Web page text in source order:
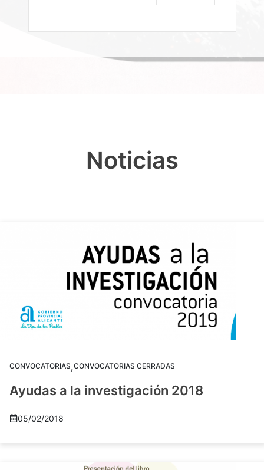
Noticias
CONVOCATORIAS,CONVOCATORIAS CERRADAS
Ayudas a la investigación 2018
05/02/2018